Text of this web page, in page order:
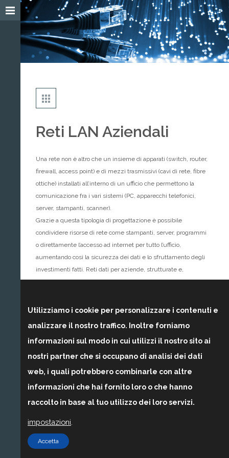
Reti LAN Aziendali
Una rete non è altro che un insieme di apparati (switch, router,
firewall, access point) e di mezzi trasmissivi (cavi di rete, fibre
ottiche) installati all’interno di un ufficio che permettono la
comunicazione fra i vari sistemi (PC, apparecchi telefonici,
server, stampanti, scanner).
Grazie a questa tipologia di progettazione è possibile
condividere risorse di rete come stampanti, server, programmi
o direttamente l’accesso ad internet per tutto l’ufficio,
aumentando così la sicurezza dei dati e lo sfruttamento degli
investimenti fatti. Reti dati per aziende, strutturate e,
soprattutto, progettate, in maniera ottimale aumentano di fatto
Servizio di progettazione, realizzazione e configurazione di
reti locali aziendali per piccole e medie esigenze
eventualmente collaborando con personale tecnico qualificato
del settore e provvedendo anche alla fornitura del materiale
progetto.
Siamo in grado di creare una rete informatica efficiente ed
aumentando il ritorno dell’investimento nell’infrastruttura di
rete. Configuriamo reti informatiche via cavo (LAN) capaci di
espandersi nel tempo in modo efficiente grazie all’impiego di
Utilizziamo i cookie per personalizzare i contenuti e
analizzare il nostro traffico. Inoltre forniamo
informazioni sul modo in cui utilizzi il nostro sito ai
nostri partner che si occupano di analisi dei dati
web, i quali potrebbero combinarle con altre
informazioni che hai fornito loro o che hanno
raccolto in base al tuo utilizzo dei loro servizi.
impostazioni
Accetta